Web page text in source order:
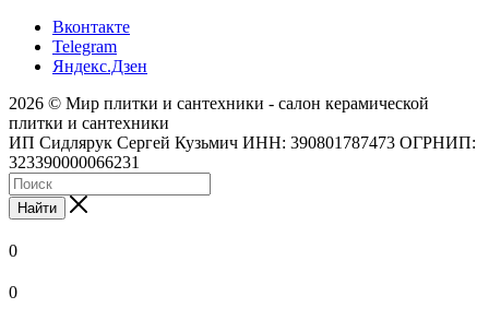
Вконтакте
Telegram
Яндекс.Дзен
2026 © Мир плитки и сантехники - салон керамической
плитки и сантехники
ИП Сидлярук Сергей Кузьмич ИНН: 390801787473 ОГРНИП:
323390000066231
Найти
0
0